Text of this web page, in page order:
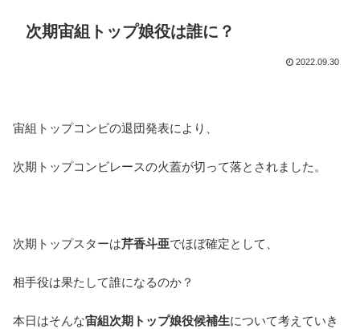
次期宙組トップ娘役は誰に？
2022.09.30
宙組トップコンビの退団発表により、
次期トップコンビレースの火蓋が切って落とされました。
次期トップスターは芹香斗亜でほぼ確定として、
相手役は果たして誰になるのか？
本日はそんな宙組次期トップ娘役候補生について考えていき